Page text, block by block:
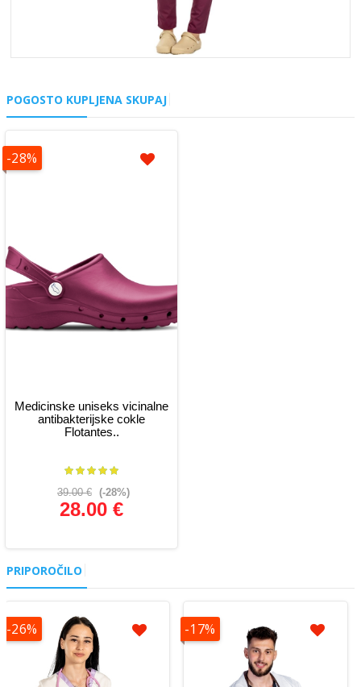
POGOSTO KUPLJENA SKUPAJ
-28%
Medicinske uniseks vicinalne
antibakterijske cokle
Flotantes..
39.00 € (-28%)
28.00 €
Glej podrobnosti
PRIPOROČILO
-26% -17%